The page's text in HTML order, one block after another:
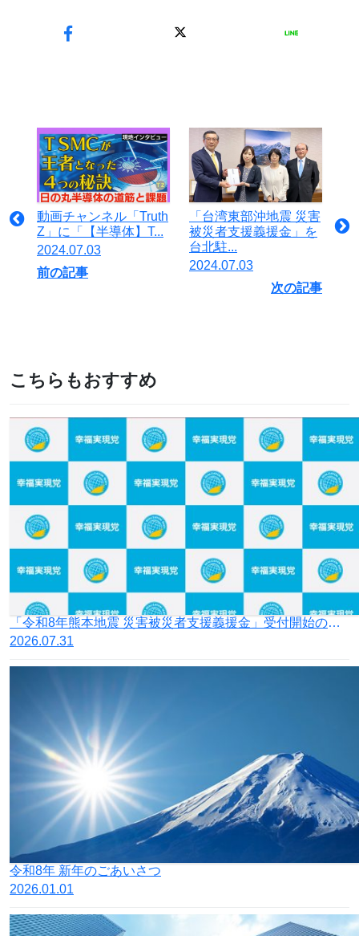
動画チャンネル「Truth
Z」に「【半導体】T...
2024.07.03
前の記事
「台湾東部沖地震 災害
被災者支援義援金」を
台北駐...
2024.07.03
次の記事
こちらもおすすめ
「令和8年熊本地震 災害被災者支援義援金」受付開始のお知らせ
2026.07.31
令和8年 新年のごあいさつ
2026.01.01